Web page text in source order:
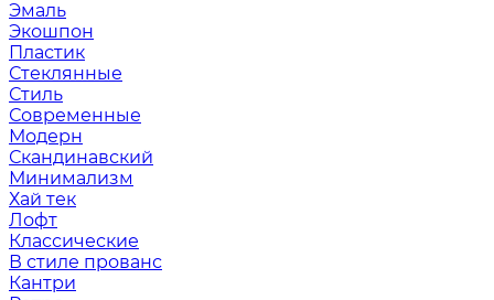
Эмаль
Экошпон
Пластик
Стеклянные
Стиль
Современные
Модерн
Скандинавский
Минимализм
Хай тек
Лофт
Классические
В стиле прованс
Кантри